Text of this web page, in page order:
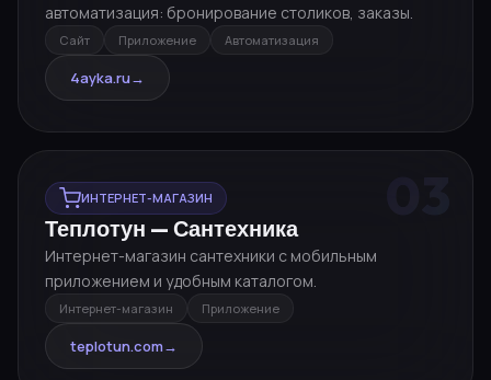
автоматизация: бронирование столиков, заказы.
Сайт Приложение Автоматизация
4ayka.ru→
ИНТЕРНЕТ-МАГАЗИН
Теплотун — Сантехника
Интернет-магазин сантехники с мобильным
приложением и удобным каталогом.
Интернет-магазин Приложение
teplotun.com→